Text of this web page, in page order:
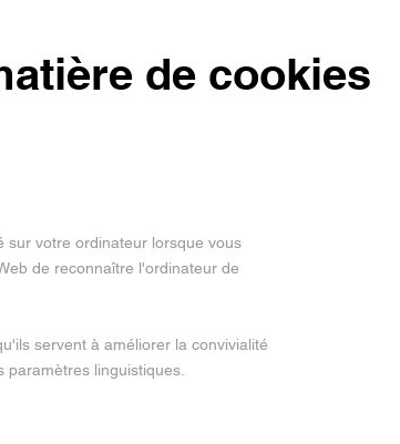
de cookies
sur votre ordinateur lorsque vous
de reconnaître l'ordinateur de
servent à améliorer la convivialité
linguistiques.